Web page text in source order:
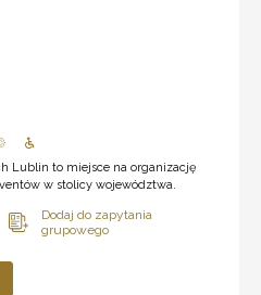
Lublin to miejsce na organizację
w stolicy województwa.